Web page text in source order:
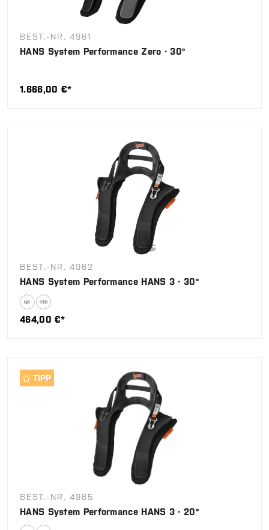
BEST.-NR. 4961
HANS System Performance Zero · 30°
1.666,00 €*
BEST.-NR. 4962
HANS System Performance HANS 3 · 30°
464,00 €*
TIPP
BEST.-NR. 4965
HANS System Performance HANS 3 · 20°